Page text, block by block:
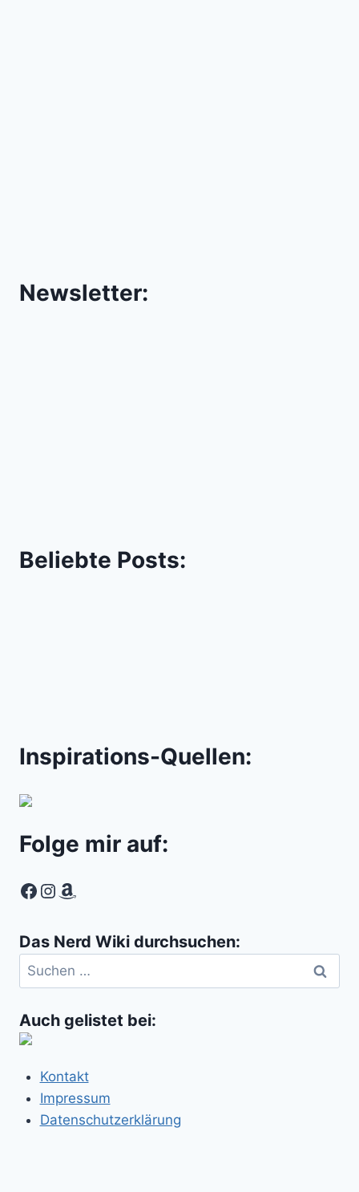
Newsletter:
Beliebte Posts:
Inspirations-Quellen:
Folge mir auf:
Facebook
Instagram
Amazon
Das Nerd Wiki durchsuchen:
Suchen
nach:
Auch gelistet bei:
Kontakt
Impressum
Datenschutzerklärung